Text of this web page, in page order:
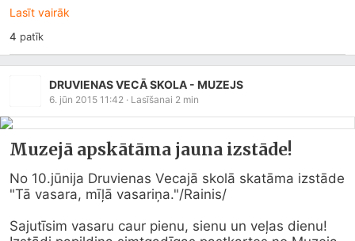
Lasīt vairāk
4 patīk
DRUVIENAS VECĀ SKOLA - MUZEJS
6. jūn 2015 11:42 · Lasīšanai 2 min
Muzejā apskātāma jauna izstāde!
No 10.jūnija Druvienas Vecajā skolā skatāma izstāde
"Tā vasara, mīļā vasariņa."/Rainis/
Sajutīsim vasaru caur pienu, sienu un veļas dienu!